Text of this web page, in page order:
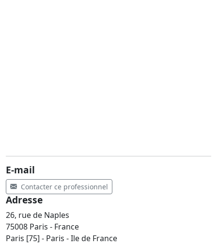
E-mail
Contacter ce professionnel
Adresse
26, rue de Naples
75008 Paris - France
Paris [75] - Paris - Ile de France